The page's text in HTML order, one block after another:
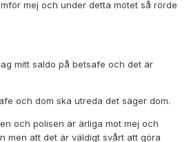
mej och under detta mötet så rörde
mitt saldo på betsafe och det är
och dom ska utreda det säger dom.
och polisen är ärliga mot mej och
men att det är väldigt svårt att göra